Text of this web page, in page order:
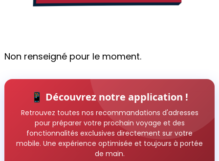
Non renseigné pour le moment.
📱 Découvrez notre application !
Retrouvez toutes nos recommandations d'adresses
pour préparer votre prochain voyage et des
fonctionnalités exclusives directement sur votre
mobile. Une expérience optimisée et toujours à portée
de main.